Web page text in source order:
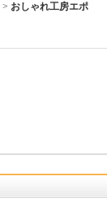
> おしゃれ工房エポ